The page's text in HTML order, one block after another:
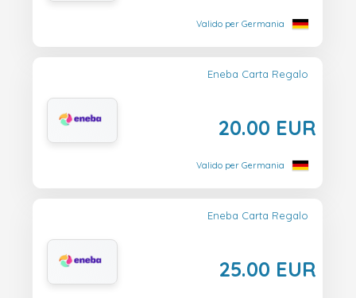
Valido per Germania
Eneba Carta Regalo
20.00 EUR
Valido per Germania
Eneba Carta Regalo
25.00 EUR